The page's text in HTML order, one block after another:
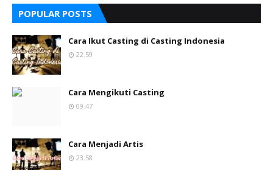
POPULAR POSTS
Cara Ikut Casting di Casting Indonesia
22.59
Cara Mengikuti Casting
09.47
Cara Menjadi Artis
23.58